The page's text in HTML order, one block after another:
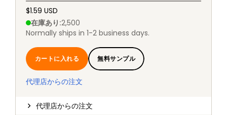
$1.59 USD
在庫あり :2,500
Normally ships in 1-2 business days.
カートに入れる 無料サンプル
代理店からの注文
代理店からの注文